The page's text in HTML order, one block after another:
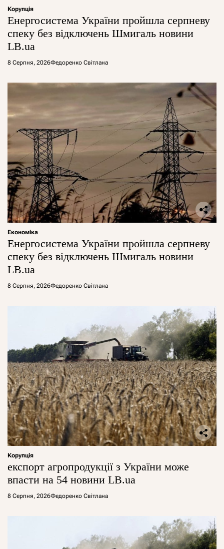
Корупція
Енергосистема України пройшла серпневу
спеку без відключень Шмигаль новини
LB.ua
8 Серпня, 2026Федоренко Світлана
Економіка
Енергосистема України пройшла серпневу
спеку без відключень Шмигаль новини
LB.ua
8 Серпня, 2026Федоренко Світлана
Корупція
експорт агропродукції з України може
впасти на 54 новини LB.ua
8 Серпня, 2026Федоренко Світлана